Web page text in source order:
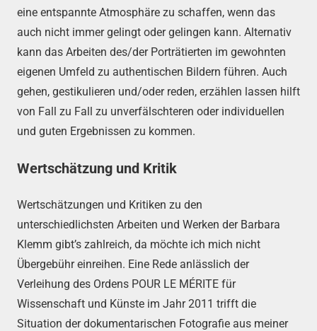
eine entspannte Atmosphäre zu schaffen, wenn das
auch nicht immer gelingt oder gelingen kann. Alternativ
kann das Arbeiten des/der Porträtierten im gewohnten
eigenen Umfeld zu authentischen Bildern führen. Auch
gehen, gestikulieren und/oder reden, erzählen lassen hilft
von Fall zu Fall zu unverfälschteren oder individuellen
und guten Ergebnissen zu kommen.
Wertschätzung und Kritik
Wertschätzungen und Kritiken zu den
unterschiedlichsten Arbeiten und Werken der Barbara
Klemm gibt’s zahlreich, da möchte ich mich nicht
Übergebühr einreihen. Eine Rede anlässlich der
Verleihung des Ordens POUR LE MÉRITE für
Wissenschaft und Künste im Jahr 2011 trifft die
Situation der dokumentarischen Fotografie aus meiner